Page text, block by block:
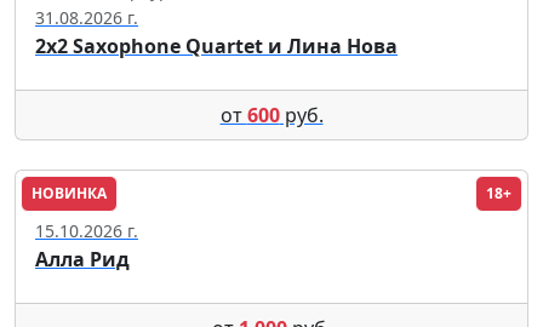
31.08.2026 г.
2x2 Saxophone Quartet и Лина Нова
от600руб.
НОВИНКА 18+
Москва
15.10.2026 г.
Алла Рид